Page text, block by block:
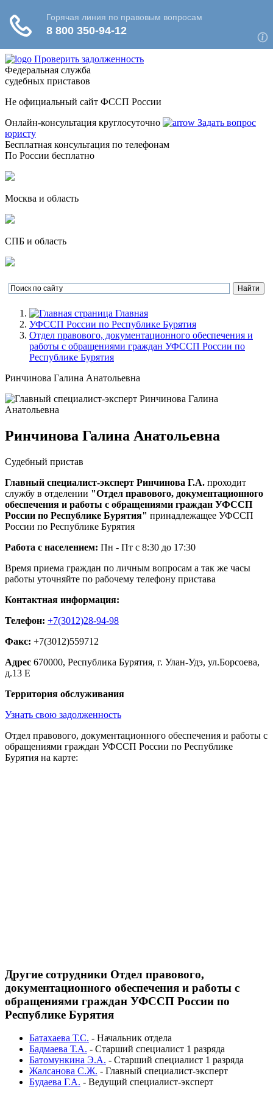
Проверить задолженность
Федеральная служба
судебных приставов
Не официальный сайт ФССП России
Онлайн-консультация круглосуточно
Задать вопрос
юристу
Бесплатная консультация по телефонам
По России бесплатно
Москва и область
СПБ и область
Главная
УФССП России по Республике Бурятия
Отдел правового, документационного обеспечения и
работы с обращениями граждан УФССП России по
Республике Бурятия
Ринчинова Галина Анатольевна
Ринчинова Галина Анатольевна
Судебный пристав
Главный специалист-эксперт Ринчинова Г.А. проходит
службу в отделении "Отдел правового, документационного
обеспечения и работы с обращениями граждан УФССП
России по Республике Бурятия" принадлежащее УФССП
России по Республике Бурятия
Работа с населением: Пн - Пт с 8:30 до 17:30
Время приема граждан по личным вопросам а так же часы
работы уточняйте по рабочему телефону пристава
Контактная информация:
Телефон: +7(3012)28-94-98
Факс: +7(3012)559712
Адрес 670000, Республика Бурятия, г. Улан-Удэ, ул.Борсоева,
д.13 Е
Территория обслуживания
Узнать свою задолженность
Отдел правового, документационного обеспечения и работы с
обращениями граждан УФССП России по Республике
Бурятия на карте:
Другие сотрудники Отдел правового,
документационного обеспечения и работы с
обращениями граждан УФССП России по
Республике Бурятия
Батахаева Т.С. - Начальник отдела
Бадмаева Т.А. - Старший специалист 1 разряда
Батомункина Э.А. - Старший специалист 1 разряда
Жалсанова С.Ж. - Главный специалист-эксперт
Будаева Г.А. - Ведущий специалист-эксперт